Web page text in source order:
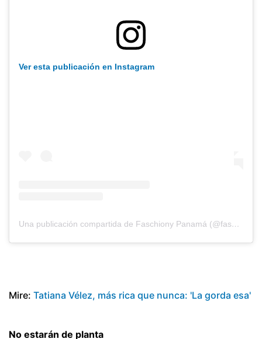
Ver esta publicación en Instagram
Una publicación compartida de Faschiony Panamá (@faschiony.panama)
Mire: Tatiana Vélez, más rica que nunca: 'La gorda esa'
No estarán de planta